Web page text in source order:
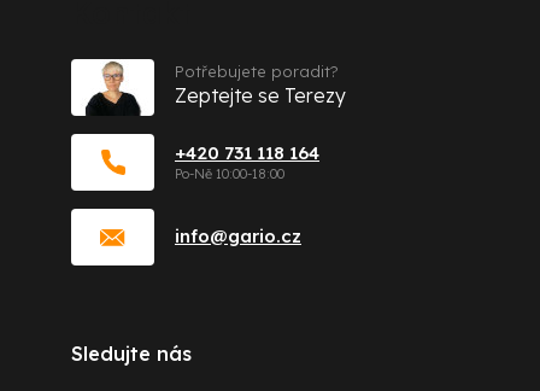
info@gario.cz
+420 731 118 164
Potřebujete poradit?
Zeptejte se Terezy
Sledujte nás